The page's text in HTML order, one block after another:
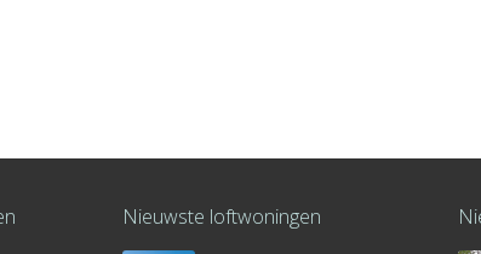
Nieuwste loftwoningen